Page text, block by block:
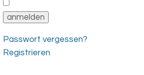
Passwort vergessen?
Registrieren